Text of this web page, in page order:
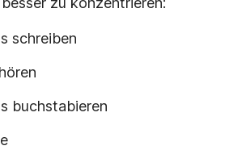
schreiben
buchstabieren